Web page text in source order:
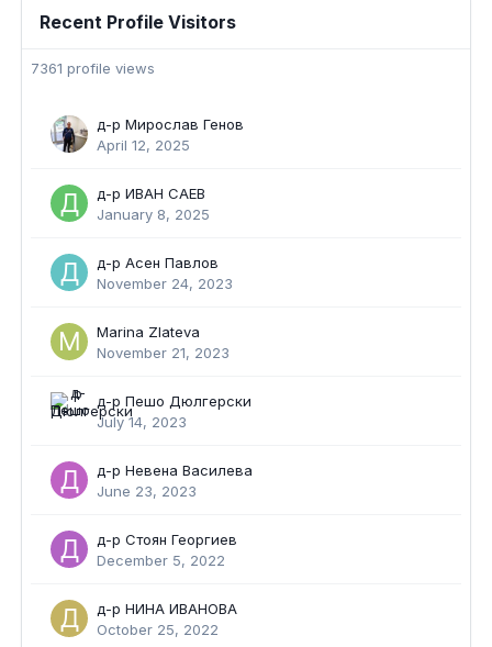
Recent Profile Visitors
7361 profile views
д-р Мирослав Генов
April 12, 2025
д-р ИВАН САЕВ
January 8, 2025
д-р Асен Павлов
November 24, 2023
Marina Zlateva
November 21, 2023
д-р Пешо Дюлгерски
July 14, 2023
д-р Невена Василева
June 23, 2023
д-р Стоян Георгиев
December 5, 2022
д-р НИНА ИВАНОВА
October 25, 2022